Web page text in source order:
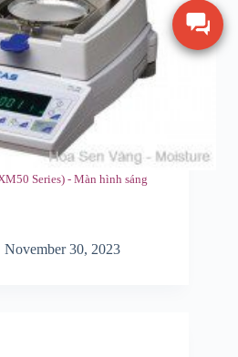
Series) - Màn hình sáng
November 30, 2023